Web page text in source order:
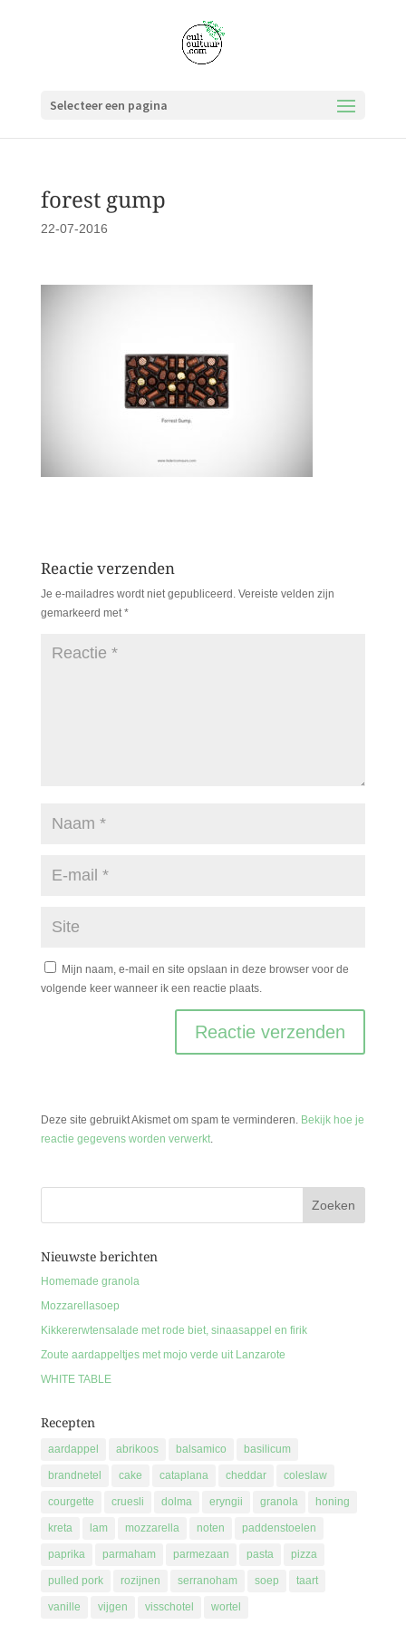
Selecteer een pagina
forest gump
22-07-2016
Reactie verzenden
Je e-mailadres wordt niet gepubliceerd. Vereiste velden zijn
gemarkeerd met*
Mijn naam, e-mail en site opslaan in deze browser voor de
volgende keer wanneer ik een reactie plaats.
Deze site gebruikt Akismet om spam te verminderen. Bekijk hoe je
reactie gegevens worden verwerkt.
Nieuwste berichten
Homemade granola
Mozzarellasoep
Kikkererwtensalade met rode biet, sinaasappel en firik
Zoute aardappeltjes met mojo verde uit Lanzarote
WHITE TABLE
Recepten
aardappel abrikoos balsamico basilicum
brandnetel cake cataplana cheddar coleslaw
courgette cruesli dolma eryngii granola honing
kreta lam mozzarella noten paddenstoelen
paprika parmaham parmezaan pasta pizza
pulled pork rozijnen serranoham soep taart
vanille vijgen visschotel wortel